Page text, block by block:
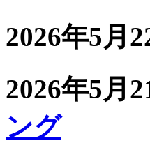
2026年5月
2026年5月
ング